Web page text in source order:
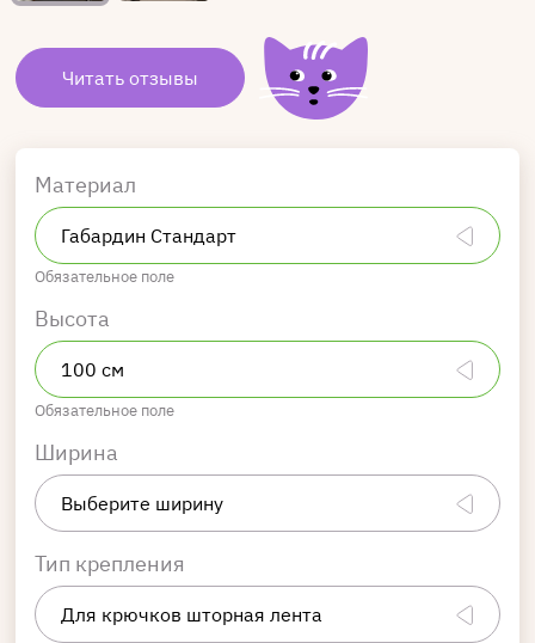
Читать отзывы
Материал
Обязательное поле
Высота
Обязательное поле
Ширина
Тип крепления